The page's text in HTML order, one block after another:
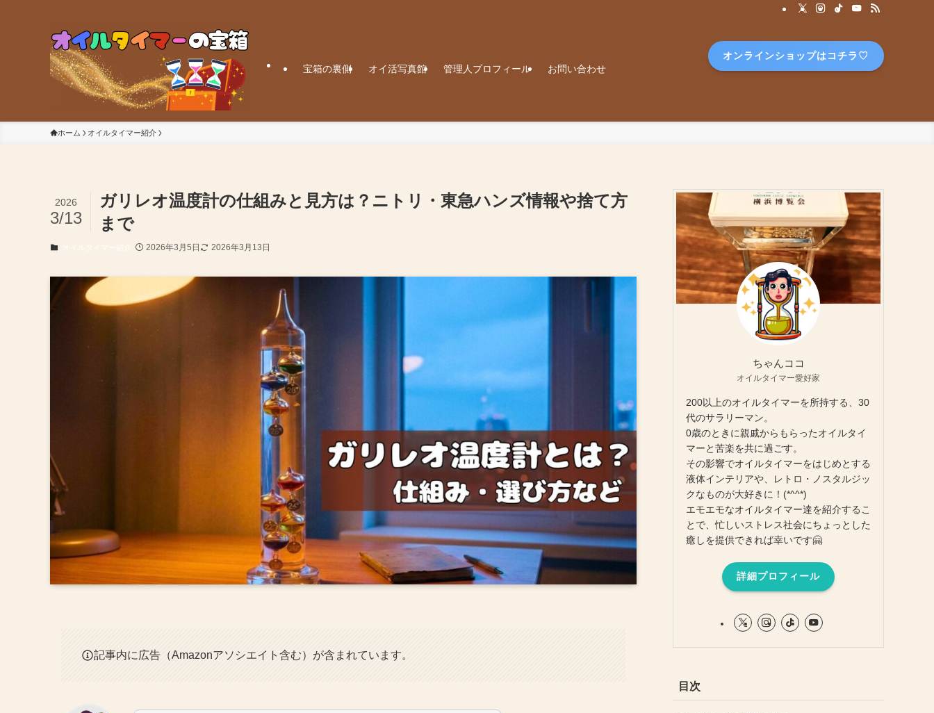
宝箱の裏側 オイ活写真館 管理人プロフィール お問い合わせ
オンラインショップはコチラ♡
ホーム オイルタイマー紹介
ガリレオ温度計の仕組みと見方は？ニトリ・東急ハンズ情報や捨て方
まで
2026
3/13
オイルタイマー紹介 2026年3月5日 2026年3月13日
記事内に広告（Amazonアソシエイト含む）が含まれています。
ちゃんココ
オイルタイマー愛好家
200以上のオイルタイマーを所持する、30
代のサラリーマン。
0歳のときに親戚からもらったオイルタイ
マーと苦楽を共に過ごす。
その影響でオイルタイマーをはじめとする
液体インテリアや、レトロ・ノスタルジッ
クなものが大好きに！(*^^*)
エモエモなオイルタイマー達を紹介するこ
とで、忙しいストレス社会にちょっとした
癒しを提供できれば幸いです🤗
詳細プロフィール
目次